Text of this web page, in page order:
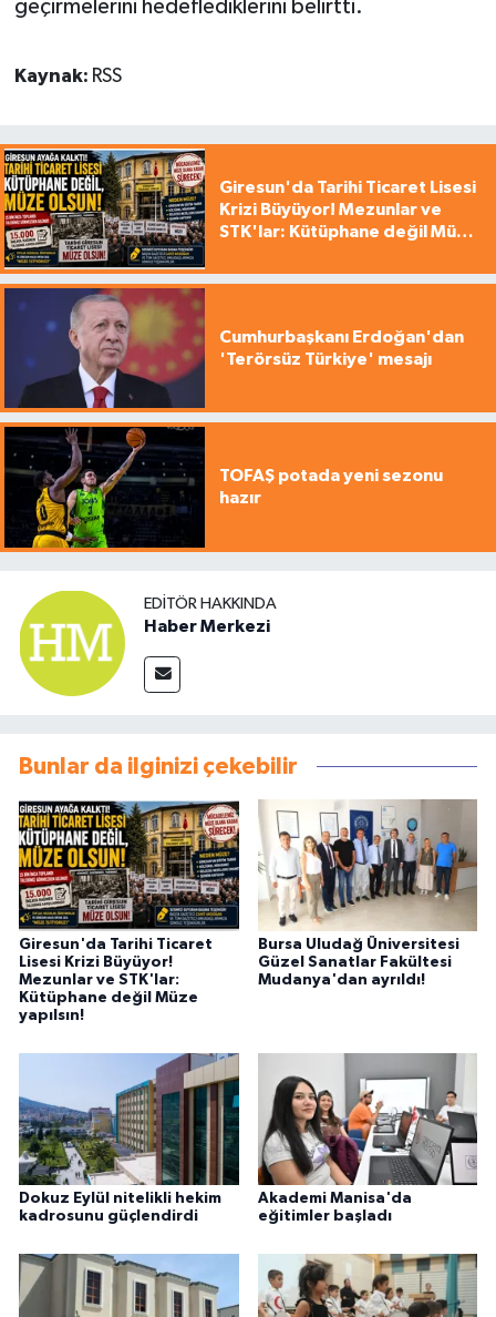
geçirmelerini hedeflediklerini belirtti.
Kaynak: RSS
Giresun'da Tarihi Ticaret Lisesi
Krizi Büyüyor! Mezunlar ve
STK'lar: Kütüphane değil Müze
Cumhurbaşkanı Erdoğan'dan
'Terörsüz Türkiye' mesajı
TOFAŞ potada yeni sezonu
hazır
EDITÖR HAKKINDA
Haber Merkezi
Bunlar da ilginizi çekebilir
Giresun'da Tarihi Ticaret
Lisesi Krizi Büyüyor!
Mezunlar ve STK'lar:
Kütüphane değil Müze
yapılsın!
Bursa Uludağ Üniversitesi
Güzel Sanatlar Fakültesi
Mudanya'dan ayrıldı!
Dokuz Eylül nitelikli hekim
kadrosunu güçlendirdi
Akademi Manisa'da
eğitimler başladı